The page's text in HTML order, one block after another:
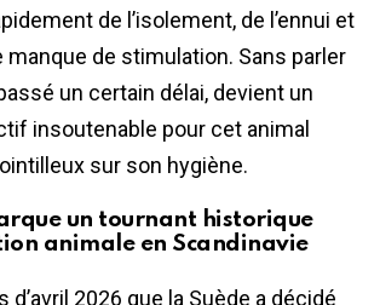
de l’isolement, de l’ennui et
manque de stimulation. Sans parler
un certain délai, devient un
insoutenable pour cet animal
sur son hygiène.
un tournant historique
animale en Scandinavie
d’avril 2026 que la Suède a décidé